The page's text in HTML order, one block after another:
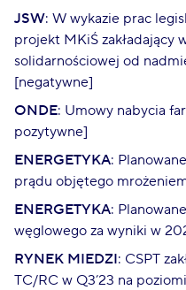
JSW: W wykazie prac
projekt MKiŚ zakładający
solidarnościowej od
[negatywne]
ONDE: Umowy nabycia
pozytywne]
ENERGETYKA:
prądu objętego
ENERGETYKA:
węglowego za wyniki w
RYNEK MIEDZI: CSPT
TC/RC w Q3’23 na